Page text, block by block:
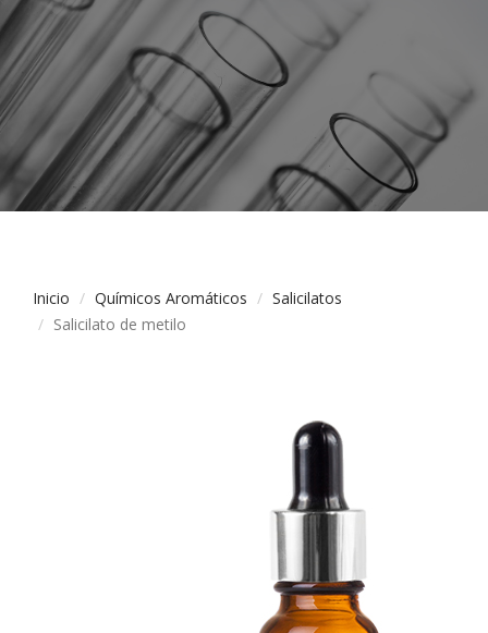
Inicio Químicos Aromáticos
Salicilatos
Salicilato de metilo